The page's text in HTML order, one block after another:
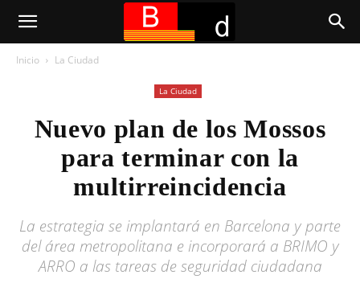
Inicio La Ciudad
La Ciudad
Nuevo plan de los Mossos
para terminar con la
multirreincidencia
La estrategia se implantará en Barcelona y parte
del área metropolitana e incorporará a BRIMO y
ARRO a las tareas de seguridad ciudadana